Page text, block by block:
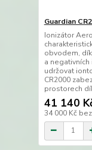
Guardian
Ionizátor
obvodem,
a
udržovat
CR2000
prostorech
41 140
34 000 Kč